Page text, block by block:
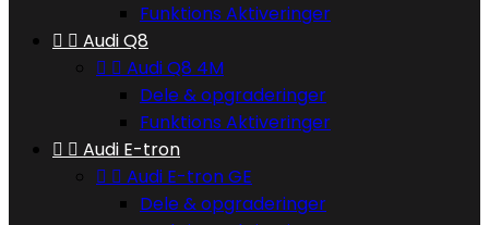
Funktions Aktiveringer
  Audi Q8
  Audi Q8 4M
Dele & opgraderinger
Funktions Aktiveringer
  Audi E-tron
  Audi E-tron GE
Dele & opgraderinger